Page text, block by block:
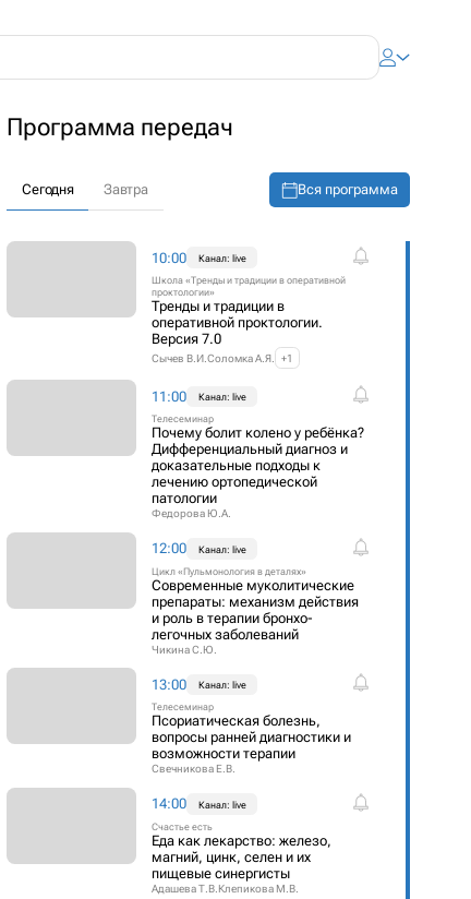
Программа передач
Сегодня Завтра Вся программа
10:00
Канал: live
Школа «Тренды и традиции в оперативной
проктологии»
Тренды и традиции в
оперативной проктологии.
Версия 7.0
Сычев В.И.Соломка А.Я. +1
11:00
Канал: live
Телесеминар
Почему болит колено у ребёнка?
Дифференциальный диагноз и
доказательные подходы к
лечению ортопедической
патологии
Федорова Ю.А.
12:00
Канал: live
Цикл «Пульмонология в деталях»
Современные муколитические
препараты: механизм действия
и роль в терапии бронхо-
легочных заболеваний
Чикина С.Ю.
13:00
Канал: live
Телесеминар
Псориатическая болезнь,
вопросы ранней диагностики и
возможности терапии
Свечникова Е.В.
14:00
Канал: live
Счастье есть
Еда как лекарство: железо,
магний, цинк, селен и их
пищевые синергисты
Адашева Т.В. Клепикова М.В.